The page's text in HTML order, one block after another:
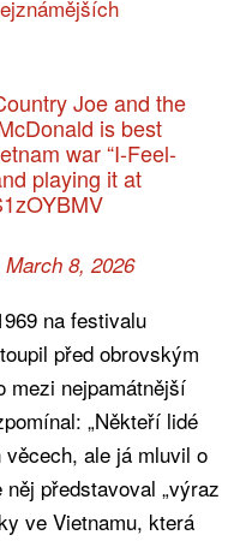
Joe and the
is best
war “I-Feel-
playing it at
March 8, 2026
na festivalu
před obrovským
mezi nejpamátnější
„Někteří lidé
ale já mluvil o
představoval „výraz
ve Vietnamu, která